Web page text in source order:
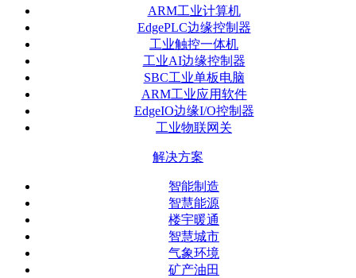
ARM工业计算机
EdgePLC边缘控制器
工业触控一体机
工业AI边缘控制器
SBC工业单板电脑
ARM工业应用软件
EdgeIO边缘I/O控制器
工业物联网关
解决方案
智能制造
智慧能源
楼宇暖通
智慧城市
气象环境
矿产油田